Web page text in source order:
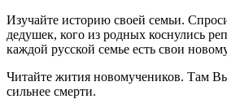
Изучайте историю своей семьи.
дедушек, кого из родных коснулись
каждой русской семье есть свои
Читайте жития новомучеников. Там
сильнее смерти.